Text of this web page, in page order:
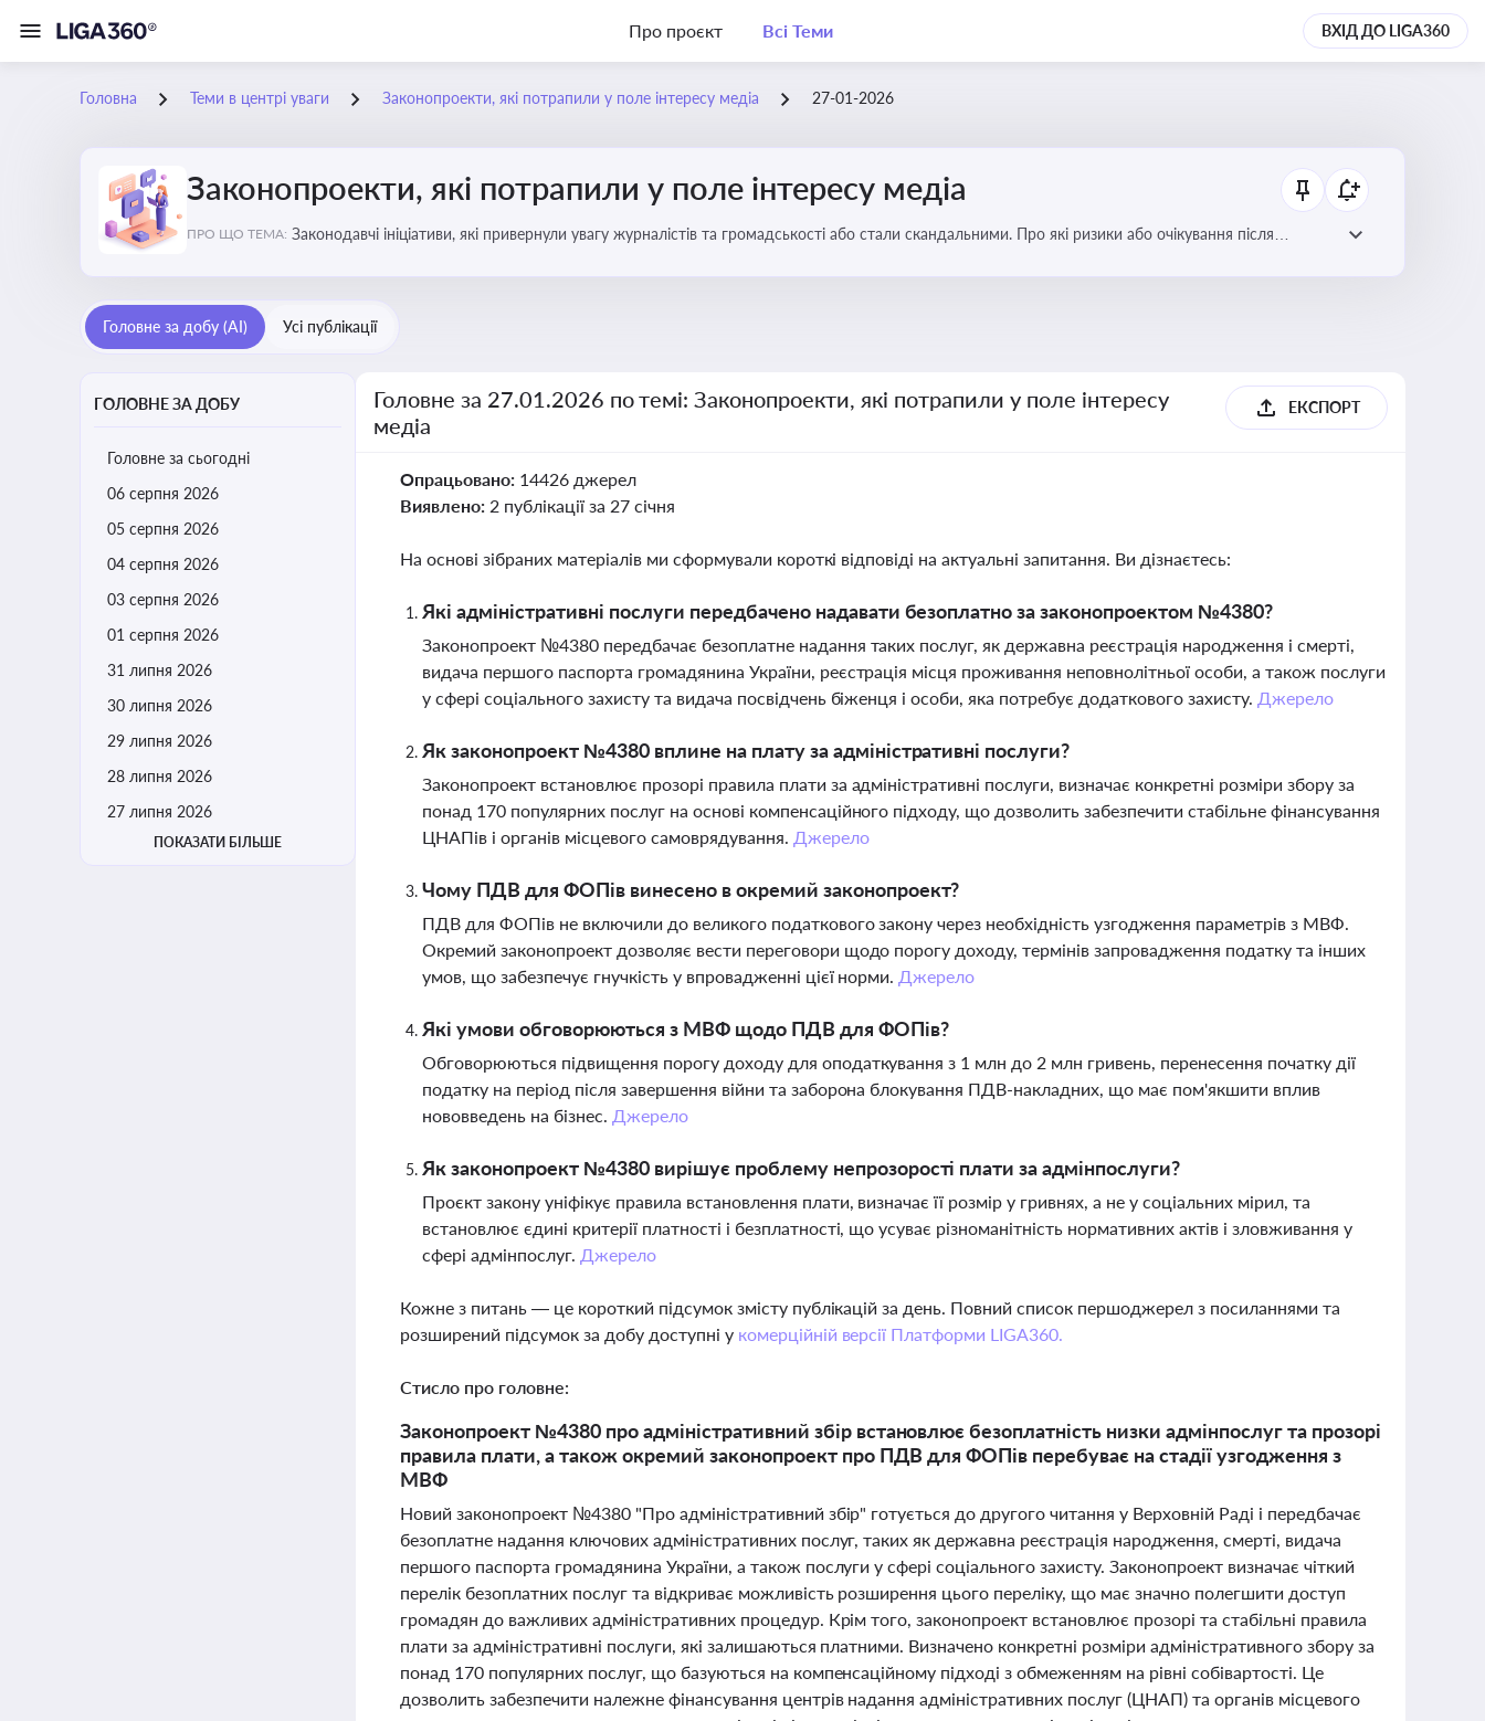
Про проєкт Всі Теми ВХІД ДО LIGA360
Головна Теми в центрі уваги Законопроекти, які потрапили у поле інтересу медіа 27-01-2026
Законопроекти, які потрапили у поле інтересу медіа
ПРО ЩО ТЕМА: Законодавчі ініціативи, які привернули увагу журналістів та громадськості або стали скандальними. Про які ризики або очікування після
Головне за добу (AI) Усі публікації
ГОЛОВНЕ ЗА ДОБУ
Головне за сьогодні
06 серпня 2026
05 серпня 2026
04 серпня 2026
03 серпня 2026
01 серпня 2026
31 липня 2026
30 липня 2026
29 липня 2026
28 липня 2026
27 липня 2026
ПОКАЗАТИ БІЛЬШЕ
Головне за 27.01.2026 по темі: Законопроекти, які потрапили у поле інтересу
медіа
ЕКСПОРТ
Опрацьовано: 14426 джерел
Виявлено: 2 публікації за 27 січня
На основі зібраних матеріалів ми сформували короткі відповіді на актуальні запитання. Ви дізнаєтесь:
Які адміністративні послуги передбачено надавати безоплатно за законопроектом №4380?
Законопроект №4380 передбачає безоплатне надання таких послуг, як державна реєстрація народження і смерті,
видача першого паспорта громадянина України, реєстрація місця проживання неповнолітньої особи, а також послуги
у сфері соціального захисту та видача посвідчень біженця і особи, яка потребує додаткового захисту. Джерело
Як законопроект №4380 вплине на плату за адміністративні послуги?
Законопроект встановлює прозорі правила плати за адміністративні послуги, визначає конкретні розміри збору за
понад 170 популярних послуг на основі компенсаційного підходу, що дозволить забезпечити стабільне фінансування
ЦНАПів і органів місцевого самоврядування. Джерело
Чому ПДВ для ФОПів винесено в окремий законопроект?
ПДВ для ФОПів не включили до великого податкового закону через необхідність узгодження параметрів з МВФ.
Окремий законопроект дозволяє вести переговори щодо порогу доходу, термінів запровадження податку та інших
умов, що забезпечує гнучкість у впровадженні цієї норми. Джерело
Які умови обговорюються з МВФ щодо ПДВ для ФОПів?
Обговорюються підвищення порогу доходу для оподаткування з 1 млн до 2 млн гривень, перенесення початку дії
податку на період після завершення війни та заборона блокування ПДВ-накладних, що має пом'якшити вплив
нововведень на бізнес. Джерело
Як законопроект №4380 вирішує проблему непрозорості плати за адмінпослуги?
Проєкт закону уніфікує правила встановлення плати, визначає її розмір у гривнях, а не у соціальних мірил, та
встановлює єдині критерії платності і безплатності, що усуває різноманітність нормативних актів і зловживання у
сфері адмінпослуг. Джерело
Кожне з питань — це короткий підсумок змісту публікацій за день. Повний список першоджерел з посиланнями та
розширений підсумок за добу доступні у комерційній версії Платформи LIGA360.
Стисло про головне:
Законопроект №4380 про адміністративний збір встановлює безоплатність низки адмінпослуг та прозорі
правила плати, а також окремий законопроект про ПДВ для ФОПів перебуває на стадії узгодження з
МВФ
Новий законопроект №4380 "Про адміністративний збір" готується до другого читання у Верховній Раді і передбачає
безоплатне надання ключових адміністративних послуг, таких як державна реєстрація народження, смерті, видача
першого паспорта громадянина України, а також послуги у сфері соціального захисту. Законопроект визначає чіткий
перелік безоплатних послуг та відкриває можливість розширення цього переліку, що має значно полегшити доступ
громадян до важливих адміністративних процедур. Крім того, законопроект встановлює прозорі та стабільні правила
плати за адміністративні послуги, які залишаються платними. Визначено конкретні розміри адміністративного збору за
понад 170 популярних послуг, що базуються на компенсаційному підході з обмеженням на рівні собівартості. Це
дозволить забезпечити належне фінансування центрів надання адміністративних послуг (ЦНАП) та органів місцевого